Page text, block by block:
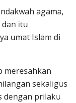
agama,
dan itu
umat Islam di
meresahkan
sekaligus
dengan prilaku